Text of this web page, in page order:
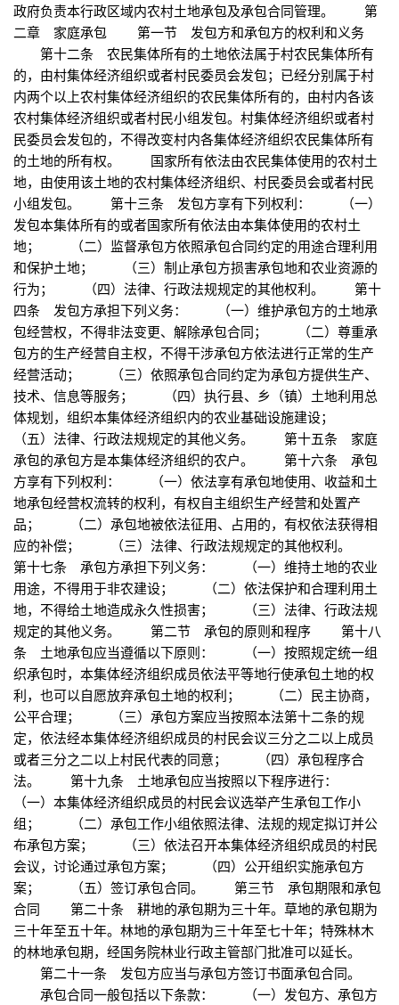
政府负责本行政区域内农村土地承包及承包合同管理。 第
二章 家庭承包 第一节 发包方和承包方的权利和义务
第十二条 农民集体所有的土地依法属于村农民集体所有
的，由村集体经济组织或者村民委员会发包；已经分别属于村
内两个以上农村集体经济组织的农民集体所有的，由村内各该
农村集体经济组织或者村民小组发包。村集体经济组织或者村
民委员会发包的，不得改变村内各集体经济组织农民集体所有
的土地的所有权。 国家所有依法由农民集体使用的农村土
地，由使用该土地的农村集体经济组织、村民委员会或者村民
小组发包。 第十三条 发包方享有下列权利： （一）
发包本集体所有的或者国家所有依法由本集体使用的农村土
地； （二）监督承包方依照承包合同约定的用途合理利用
和保护土地； （三）制止承包方损害承包地和农业资源的
行为； （四）法律、行政法规规定的其他权利。 第十
四条 发包方承担下列义务： （一）维护承包方的土地承
包经营权，不得非法变更、解除承包合同； （二）尊重承
包方的生产经营自主权，不得干涉承包方依法进行正常的生产
经营活动； （三）依照承包合同约定为承包方提供生产、
技术、信息等服务； （四）执行县、乡（镇）土地利用总
体规划，组织本集体经济组织内的农业基础设施建设；
（五）法律、行政法规规定的其他义务。 第十五条 家庭
承包的承包方是本集体经济组织的农户。 第十六条 承包
方享有下列权利： （一）依法享有承包地使用、收益和土
地承包经营权流转的权利，有权自主组织生产经营和处置产
品； （二）承包地被依法征用、占用的，有权依法获得相
应的补偿； （三）法律、行政法规规定的其他权利。
第十七条 承包方承担下列义务： （一）维持土地的农业
用途，不得用于非农建设； （二）依法保护和合理利用土
地，不得给土地造成永久性损害； （三）法律、行政法规
规定的其他义务。 第二节 承包的原则和程序 第十八
条 土地承包应当遵循以下原则： （一）按照规定统一组
织承包时，本集体经济组织成员依法平等地行使承包土地的权
利，也可以自愿放弃承包土地的权利； （二）民主协商，
公平合理； （三）承包方案应当按照本法第十二条的规
定，依法经本集体经济组织成员的村民会议三分之二以上成员
或者三分之二以上村民代表的同意； （四）承包程序合
法。 第十九条 土地承包应当按照以下程序进行：
（一）本集体经济组织成员的村民会议选举产生承包工作小
组； （二）承包工作小组依照法律、法规的规定拟订并公
布承包方案； （三）依法召开本集体经济组织成员的村民
会议，讨论通过承包方案； （四）公开组织实施承包方
案； （五）签订承包合同。 第三节 承包期限和承包
合同 第二十条 耕地的承包期为三十年。草地的承包期为
三十年至五十年。林地的承包期为三十年至七十年；特殊林木
的林地承包期，经国务院林业行政主管部门批准可以延长。
第二十一条 发包方应当与承包方签订书面承包合同。
承包合同一般包括以下条款： （一）发包方、承包方